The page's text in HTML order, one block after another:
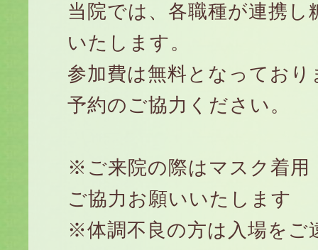
当院では、各職種が連携し
いたします。
参加費は無料となってお
予約のご協力ください。
※ご来院の際はマスク着用
ご協力お願いいたします
※体調不良の方は入場をご